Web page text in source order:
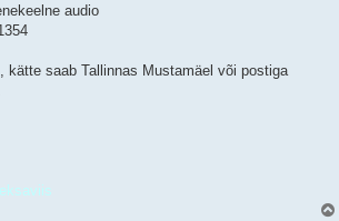
audio
kätte saab Tallinnas Mustamäel või postiga